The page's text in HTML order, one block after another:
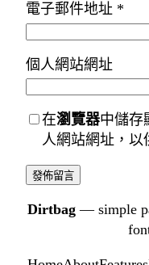
電子郵件地址 *
個人網站網址
在瀏覽器中儲存
人網站網址，以
Dirtbag — simple